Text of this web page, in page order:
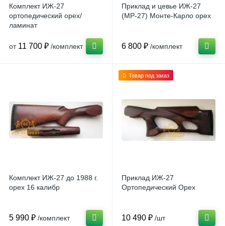
Комплект ИЖ-27
ортопедический орех/
ламинат
от 11 700 ₽ /комплект
Приклад и цевье ИЖ-27
(МР-27) Монте-Карло орех
6 800 ₽ /комплект
Комплект ИЖ-27 до 1988 г.
орех 16 калибр
5 990 ₽ /комплект
Товар под заказ
Приклад ИЖ-27
Ортопедический Орех
10 490 ₽ /шт